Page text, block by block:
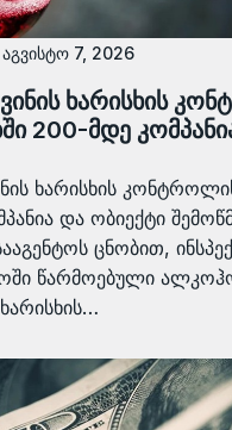
აგვისტო 7, 2026
ხარისხის
200-მდე
ხარისხის
და ობიექტი
ცნობით,
წარმოებული